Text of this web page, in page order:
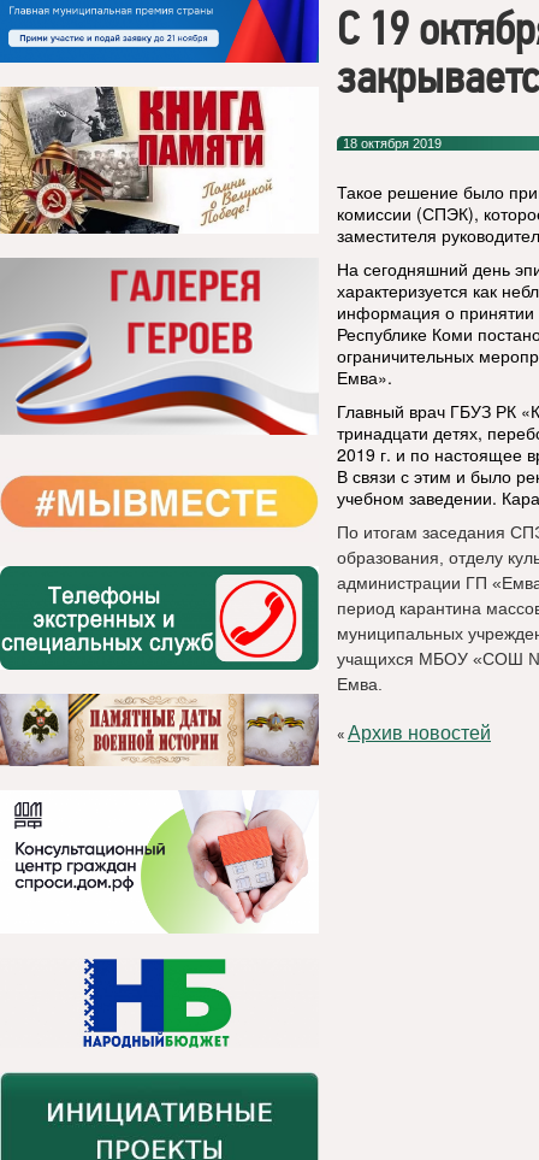
С 19
18 октября 2019
Такое решение было
комиссии (СПЭК),
заместителя
На сегодняшний день
характеризуется как
информация о
Республике Коми
ограничительных
Емва».
Главный врач ГБУЗ РК
тринадцати детях,
2019 г. и по настоящее
В связи с этим и было
учебном заведении.
По итогам заседания
образования, отделу
администрации ГП
период карантина
муниципальных
учащихся МБОУ «СОШ №
Емва.
«Архив новостей